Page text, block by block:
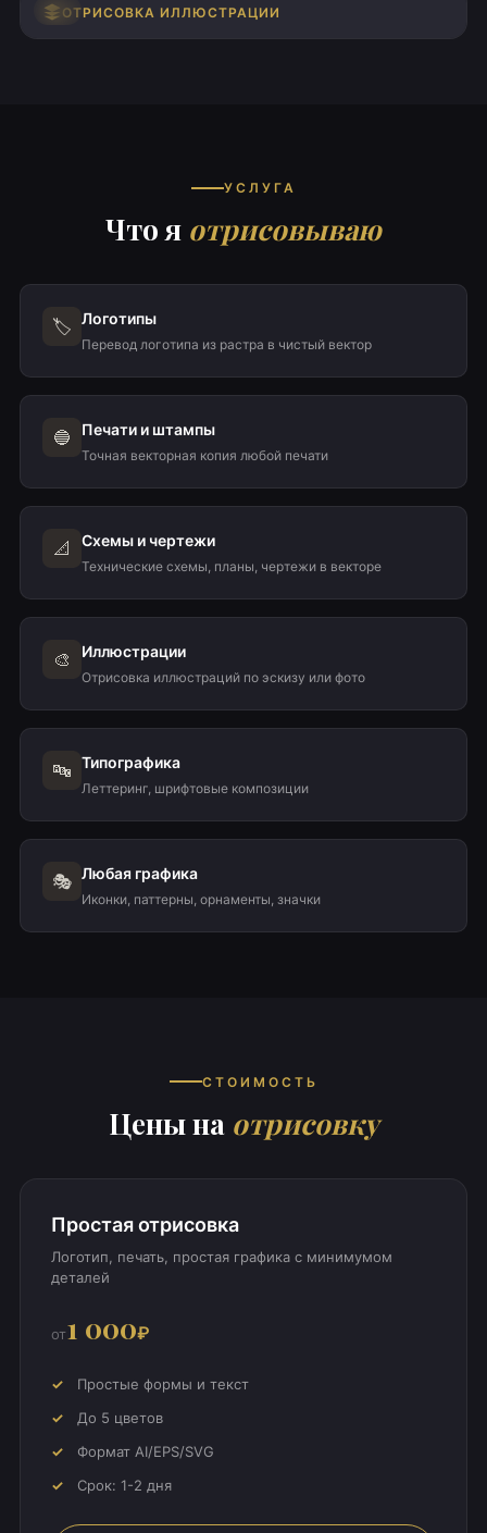
ОТРИСОВКА ИЛЛЮСТРАЦИИ
ДО
УСЛУГА
Что я отрисовываю
🏷️ Логотипы
Перевод логотипа из растра в чистый вектор
🔵 Печати и штампы
Точная векторная копия любой печати
📐 Схемы и чертежи
Технические схемы, планы, чертежи в векторе
🎨 Иллюстрации
Отрисовка иллюстраций по эскизу или фото
🔤 Типографика
Леттеринг, шрифтовые композиции
🎭 Любая графика
Иконки, паттерны, орнаменты, значки
СТОИМОСТЬ
Цены на отрисовку
Простая отрисовка
Логотип, печать, простая графика с минимумом
деталей
от1 000₽
Простые формы и текст
До 5 цветов
Формат AI/EPS/SVG
Срок: 1-2 дня